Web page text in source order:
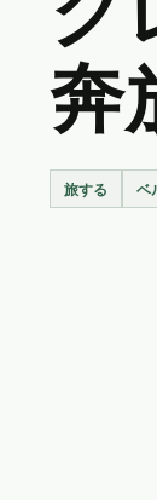
奔
旅する ベ